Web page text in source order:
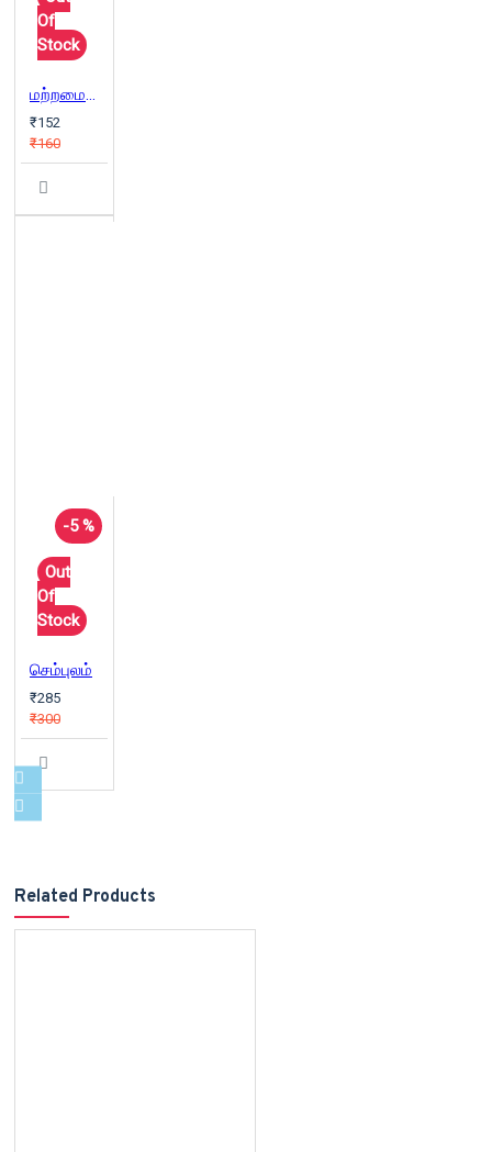
Of
Stock
மற்றமையை உற்றமையாக்கிட
₹152
₹160
-5 %
Out
Of
Stock
செம்புலம்
₹285
₹300
Related Products